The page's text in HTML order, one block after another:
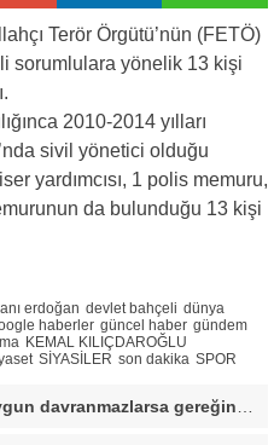
Terör Örgütü’nün (FETÖ)
sorumlulara yönelik 13 kişi
2010-2014 yılları
sivil yönetici olduğu
yardımcısı, 1 polis memuru,
da bulunduğu 13 kişi
erdoğan devlet bahçeli dünya
haberler güncel haber gündem
KEMAL KILIÇDAROĞLU
SİYASİLER son dakika SPOR